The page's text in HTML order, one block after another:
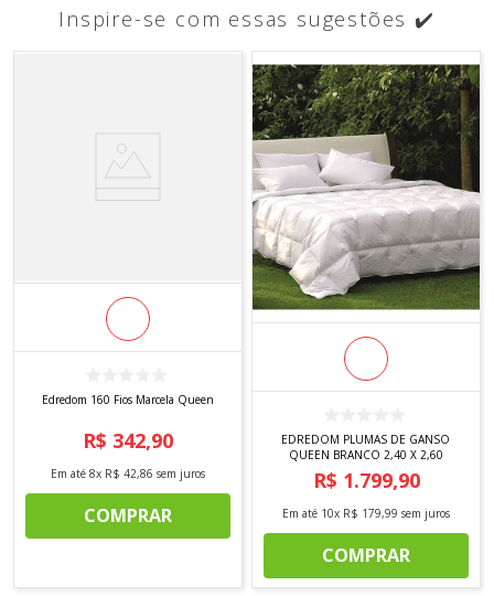
Inspire-se com essas sugestões ✔️
Edredom 160 Fios Marcela Queen
R$ 342,90
Em até 8x R$ 42,86 sem juros
COMPRAR
EDREDOM PLUMAS DE GANSO
QUEEN BRANCO 2,40 X 2,60
R$ 1.799,90
Em até 10x R$ 179,99 sem juros
COMPRAR